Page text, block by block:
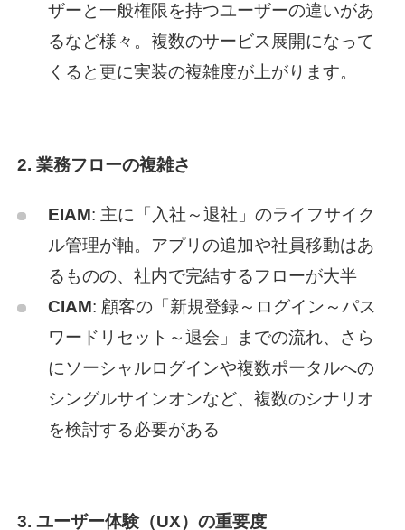
ザーと一般権限を持つユーザーの違いがあ
るなど様々。複数のサービス展開になって
くると更に実装の複雑度が上がります。
2. 業務フローの複雑さ
EIAM: 主に「入社～退社」のライフサイク
ル管理が軸。アプリの追加や社員移動はあ
るものの、社内で完結するフローが大半
CIAM: 顧客の「新規登録～ログイン～パス
ワードリセット～退会」までの流れ、さら
にソーシャルログインや複数ポータルへの
シングルサインオンなど、複数のシナリオ
を検討する必要がある
3. ユーザー体験（UX）の重要度